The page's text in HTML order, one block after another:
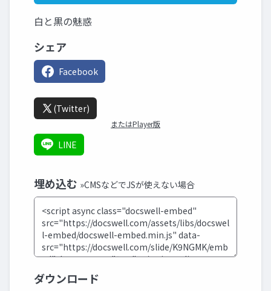
白と黒の魅惑
シェア
Facebook
(Twitter)
またはPlayer版
LINE
埋め込む »CMSなどでJSが使えない場合
ダウンロード